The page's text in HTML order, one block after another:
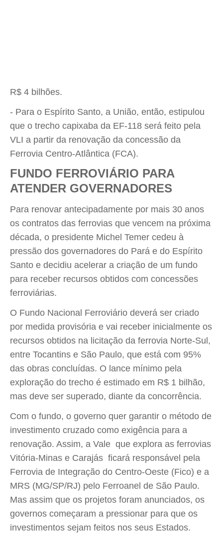
R$ 4 bilhões.
- Para o Espírito Santo, a União, então, estipulou
que o trecho capixaba da EF-118 será feito pela
VLI a partir da renovação da concessão da
Ferrovia Centro-Atlântica (FCA).
FUNDO FERROVIÁRIO PARA
ATENDER GOVERNADORES
Para renovar antecipadamente por mais 30 anos
os contratos das ferrovias que vencem na próxima
década, o presidente Michel Temer cedeu à
pressão dos governadores do Pará e do Espírito
Santo e decidiu acelerar a criação de um fundo
para receber recursos obtidos com concessões
ferroviárias.
O Fundo Nacional Ferroviário deverá ser criado
por medida provisória e vai receber inicialmente os
recursos obtidos na licitação da ferrovia Norte-Sul,
entre Tocantins e São Paulo, que está com 95%
das obras concluídas. O lance mínimo pela
exploração do trecho é estimado em R$ 1 bilhão,
mas deve ser superado, diante da concorrência.
Com o fundo, o governo quer garantir o método de
investimento cruzado como exigência para a
renovação. Assim, a Vale  que explora as ferrovias
Vitória-Minas e Carajás  ficará responsável pela
Ferrovia de Integração do Centro-Oeste (Fico) e a
MRS (MG/SP/RJ) pelo Ferroanel de São Paulo.
Mas assim que os projetos foram anunciados, os
governos começaram a pressionar para que os
investimentos sejam feitos nos seus Estados.